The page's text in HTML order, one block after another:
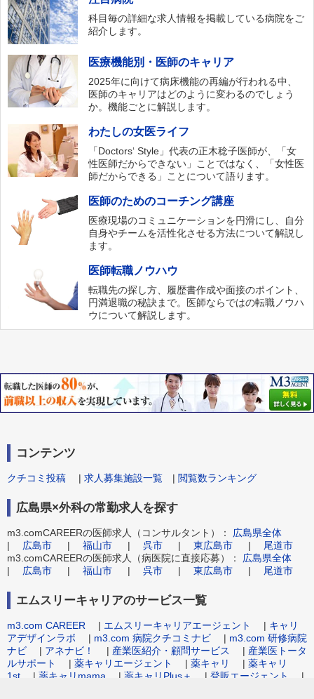
科目毎の詳細な求人情報を掲載している病院をご
紹介します。
医療機能別・医師のキャリア
2025年に向けて病床機能の再編が行われる中、
医師のキャリアはどのように変わるのでしょう
か。機能ごとに解説します。
わたしの女医ライフ
「Doctors‘ Style」代表の正木稔子医師が、「女
性医師だからできない」ことではなく、「女性医
師だからできる」ことについて語ります。
医師のためのコーチング講座
医療現場のコミュニケーションを円滑にし、自分
自身やチームを活性化させる方法について解説し
ます。
医師転職ノウハウ
転職先の探し方、履歴書作成や面接のポイント、
円満退職の秘訣まで。医師ならではの転職ノウハ
ウについて解説します。
コンテンツ
クチコミ投稿 | 求人募集施設一覧 | 閲覧数ランキング
広島県×外科の常勤求人を探す
m3.comCAREERの医師求人（コンサルタント）： 広島県全体
| 広島市 | 福山市 | 呉市 | 東広島市 | 尾道市
m3.comCAREERの医師求人（病医院に直接応募）： 広島県全体
| 広島市 | 福山市 | 呉市 | 東広島市 | 尾道市
エムスリーキャリアのサービス一覧
m3.com CAREER | エムスリーキャリアエージェント | キャリ
アデザインラボ | m3.com 病院クチコミナビ | m3.com 研修病院
ナビ | アネナビ！ | 産業医紹介・顧問サービス | 産業医トータ
ルサポート
| 薬キャリエージェント | 薬キャリ | 薬キャリ
1st | 薬キャリmama | 薬キャリPlus＋ | 登販エージェント
|